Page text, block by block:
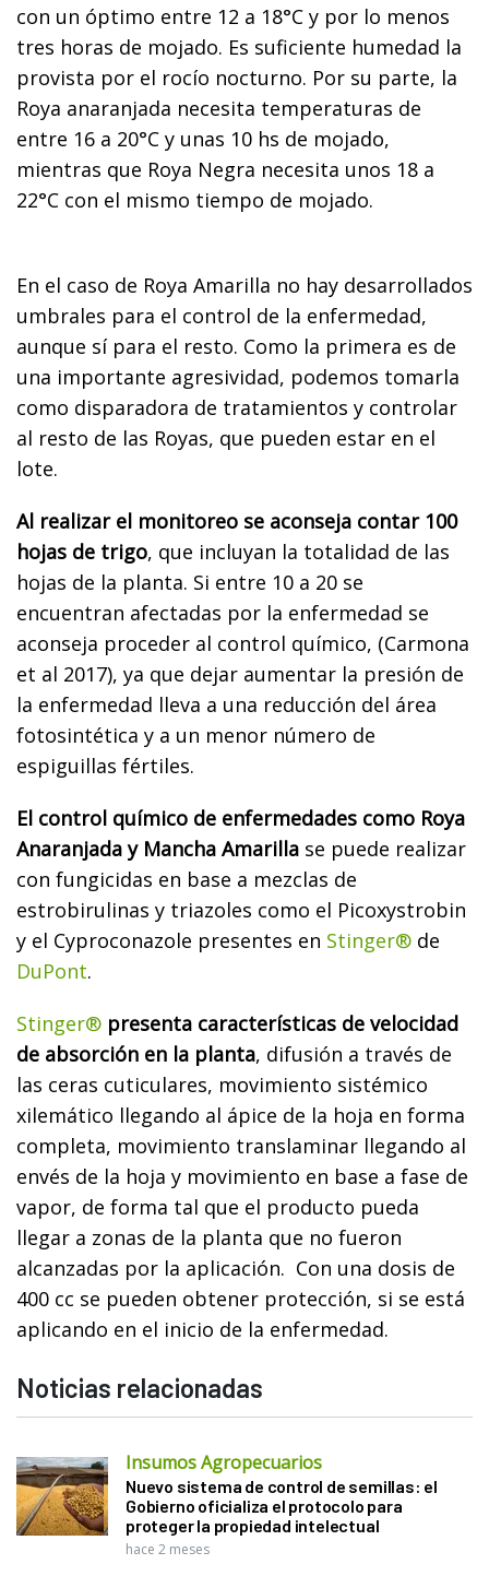
con un óptimo entre 12 a 18°C y por lo menos
tres horas de mojado. Es suficiente humedad la
provista por el rocío nocturno. Por su parte, la
Roya anaranjada necesita temperaturas de
entre 16 a 20°C y unas 10 hs de mojado,
mientras que Roya Negra necesita unos 18 a
22°C con el mismo tiempo de mojado.
En el caso de Roya Amarilla no hay desarrollados
umbrales para el control de la enfermedad,
aunque sí para el resto. Como la primera es de
una importante agresividad, podemos tomarla
como disparadora de tratamientos y controlar
al resto de las Royas, que pueden estar en el
lote.
Al realizar el monitoreo se aconseja contar 100
hojas de trigo, que incluyan la totalidad de las
hojas de la planta. Si entre 10 a 20 se
encuentran afectadas por la enfermedad se
aconseja proceder al control químico, (Carmona
et al 2017), ya que dejar aumentar la presión de
la enfermedad lleva a una reducción del área
fotosintética y a un menor número de
espiguillas fértiles.
El control químico de enfermedades como Roya
Anaranjada y Mancha Amarilla se puede realizar
con fungicidas en base a mezclas de
estrobirulinas y triazoles como el Picoxystrobin
y el Cyproconazole presentes en Stinger® de
DuPont.
Stinger® presenta características de velocidad
de absorción en la planta, difusión a través de
las ceras cuticulares, movimiento sistémico
xilemático llegando al ápice de la hoja en forma
completa, movimiento translaminar llegando al
envés de la hoja y movimiento en base a fase de
vapor, de forma tal que el producto pueda
llegar a zonas de la planta que no fueron
alcanzadas por la aplicación. Con una dosis de
400 cc se pueden obtener protección, si se está
aplicando en el inicio de la enfermedad.
Noticias relacionadas
Insumos Agropecuarios
Nuevo sistema de control de semillas: el
Gobierno oficializa el protocolo para
proteger la propiedad intelectual
hace 2 meses